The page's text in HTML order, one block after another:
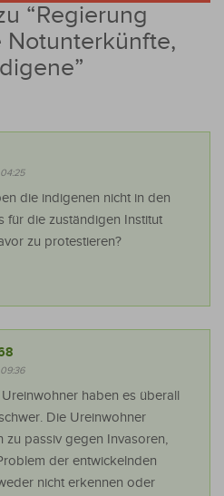
“Regierung
”
die indigenen nicht in den
für die zuständigen Institut
zu protestieren?
haben es überall
Die Ureinwohner
zu passiv gegen Invasoren,
der entwickelnden
nicht erkennen oder